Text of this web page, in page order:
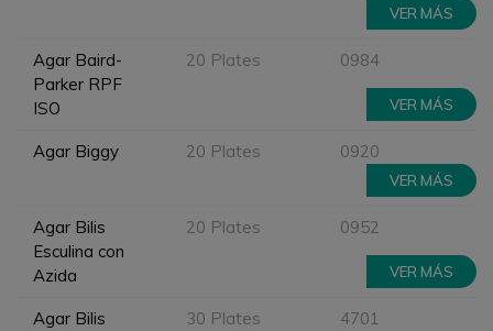
VER MÁS
Agar Baird-
Parker RPF
ISO
20 Plates 0984
VER MÁS
Agar Biggy 20 Plates 0920
VER MÁS
Agar Bilis
Esculina con
Azida
20 Plates 0952
VER MÁS
Agar Bilis
30 Plates 4701